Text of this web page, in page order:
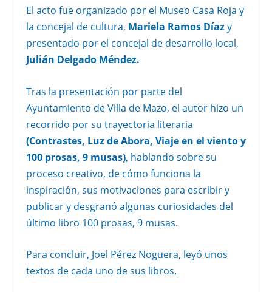
El acto fue organizado por el Museo Casa Roja y
la concejal de cultura, Mariela Ramos Díazy
presentado por el concejal de desarrollo local,
Julián Delgado Méndez.
Tras la presentación por parte del
Ayuntamiento de Villa de Mazo, el autor hizo un
recorrido por su trayectoria literaria
(Contrastes, Luz de Abora, Viaje en el viento y
100 prosas, 9 musas), hablando sobre su
proceso creativo, de cómo funciona la
inspiración, sus motivaciones para escribir y
publicar y desgranó algunas curiosidades del
último libro 100 prosas, 9 musas.
Para concluir, Joel Pérez Noguera, leyó unos
textos de cada uno de sus libros.